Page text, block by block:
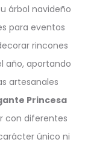
árbol navideño
para eventos
rincones
año, aportando
artesanales
Princesa
con diferentes
único ni